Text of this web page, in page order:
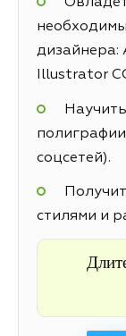
дизайнера:
Illustrator
полиграфии
соцсетей).
стилями и